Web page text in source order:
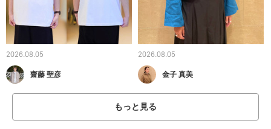
2026.08.05
齋藤 聖彦
2026.08.05
金子 真美
もっと見る